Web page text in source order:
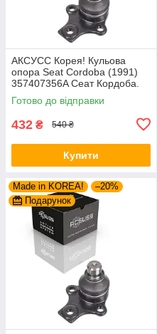
AКСУСС Корея! Кульова
опора Seat Cordoba (1991)
357407356A Сеат Кордоба.
Aксусс Корея - Оригинал!
Готово до відправки
432 ₴ 540 ₴
Купити
Made in KOREA!
–20%
Подарунок